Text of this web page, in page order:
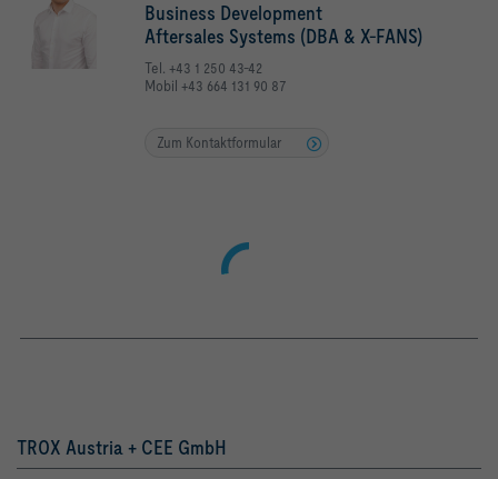
Business Development
Aftersales Systems (DBA & X-FANS)
Tel. +43 1 250 43-42
Mobil +43 664 131 90 87
Zum Kontaktformular
TROX Austria + CEE GmbH